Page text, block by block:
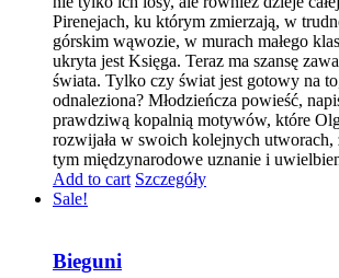
Pirenejach, ku którym zmierzają, w
górskim wąwozie, w murach małego
ukryta jest Księga. Teraz ma szansę
świata. Tylko czy świat jest gotowy na
odnaleziona? Młodzieńcza powieść,
prawdziwą kopalnią motywów, które
rozwijała w swoich kolejnych
tym międzynarodowe uznanie i
Add to cart Szczegóły
Sale!
Bieguni